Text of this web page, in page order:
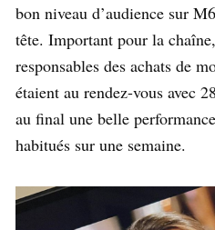
bon niveau d’audience sur
tête. Important pour la
responsables des achats de
étaient au rendez-vous avec
au final une belle
habitués sur une semaine.